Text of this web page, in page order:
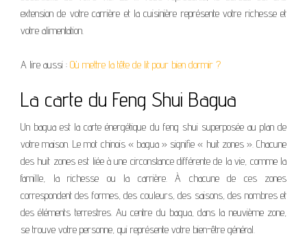
extension de votre carrière et la cuisinière représente votre richesse et
votre alimentation.
A lire aussi : Où mettre la tête de lit pour bien dormir ?
La carte du Feng Shui Bagua
Un bagua est la carte énergétique du feng shui superposée au plan de
votre maison. Le mot chinois « bagua » signifie « huit zones ». Chacune
des huit zones est liée à une circonstance différente de la vie, comme la
famille, la richesse ou la carrière. À chacune de ces zones
correspondent des formes, des couleurs, des saisons, des nombres et
des éléments terrestres. Au centre du bagua, dans la neuvième zone,
se trouve votre personne, qui représente votre bien-être général.